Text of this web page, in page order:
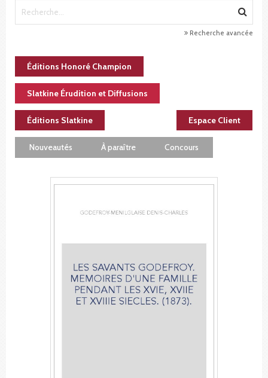
Recherche avancée
Éditions Honoré Champion
Slatkine Érudition et Diffusions
Éditions Slatkine Espace Client
Nouveautés À paraître Concours